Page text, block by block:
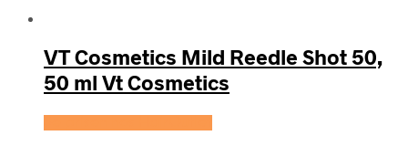
VT Cosmetics Mild Reedle Shot 50,
50 ml Vt Cosmetics